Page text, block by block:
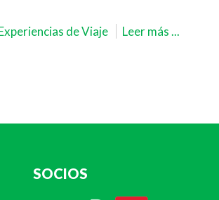
de Viaje Leer más ...
SOCIOS